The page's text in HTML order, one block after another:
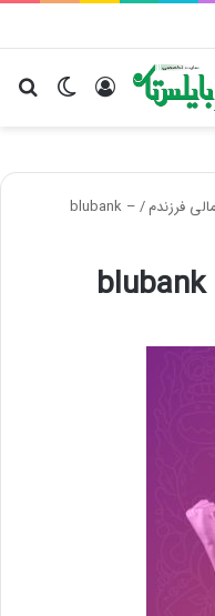
تغییر ورود
فرزندم/
blubank –